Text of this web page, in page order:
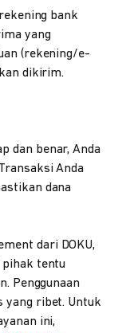
bank
yang
(rekening/e-
dikirim.
dan benar, Anda
Anda
dana
dari DOKU,
pihak tentu
Penggunaan
yang ribet. Untuk
ini,